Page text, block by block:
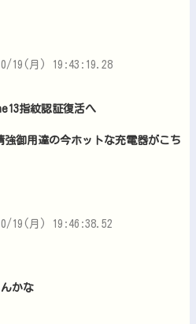
19(月) 19:43:19.28
強御用達の今ホットな充電器がこち
19(月) 19:46:38.52
かな